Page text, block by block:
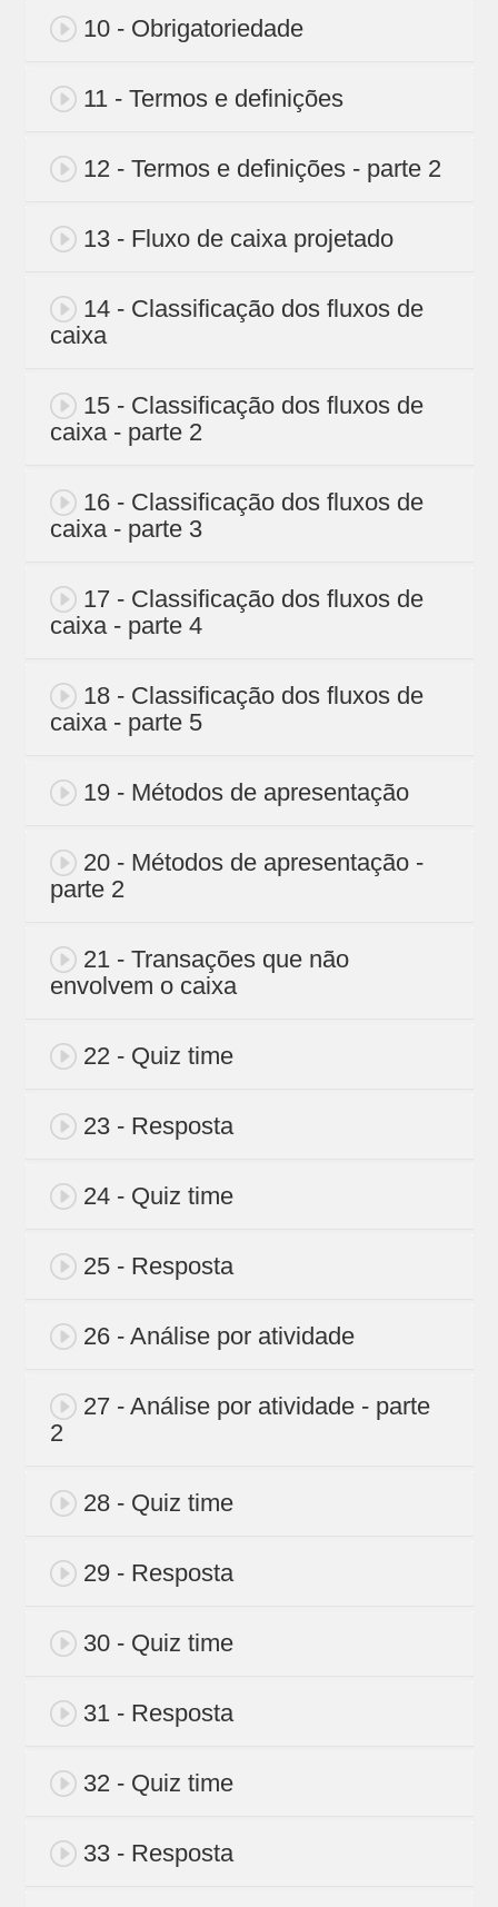
10 - Obrigatoriedade
11 - Termos e definições
12 - Termos e definições - parte 2
13 - Fluxo de caixa projetado
14 - Classificação dos fluxos de
caixa
15 - Classificação dos fluxos de
caixa - parte 2
16 - Classificação dos fluxos de
caixa - parte 3
17 - Classificação dos fluxos de
caixa - parte 4
18 - Classificação dos fluxos de
caixa - parte 5
19 - Métodos de apresentação
20 - Métodos de apresentação -
parte 2
21 - Transações que não
envolvem o caixa
22 - Quiz time
23 - Resposta
24 - Quiz time
25 - Resposta
26 - Análise por atividade
27 - Análise por atividade - parte
2
28 - Quiz time
29 - Resposta
30 - Quiz time
31 - Resposta
32 - Quiz time
33 - Resposta